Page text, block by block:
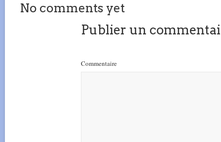
No comments yet
Publier un
Commentaire